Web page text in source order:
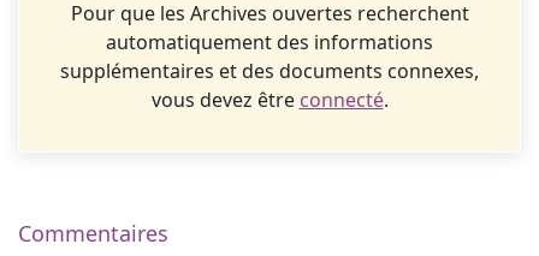
Pour que les Archives ouvertes recherchent
automatiquement des informations
supplémentaires et des documents connexes,
vous devez être connecté.
Commentaires